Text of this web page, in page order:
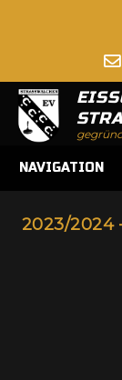
NAVIGATION
2023/2024